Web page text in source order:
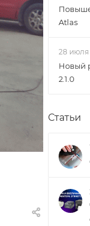
Atlas
28 июля
Новый
2.1.0
Статьи